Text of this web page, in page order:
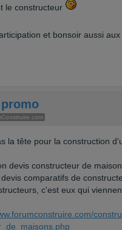
le constructeur
et bonsoir aussi
la tête pour la construction
devis constructeur de
comparatifs de
c'est eux qui